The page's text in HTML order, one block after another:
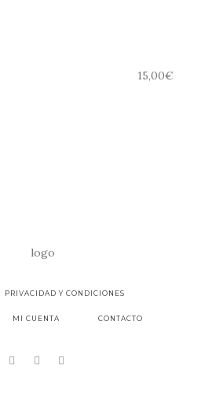
15,00€
PRIVACIDAD Y CONDICIONES
MI CUENTA CONTACTO